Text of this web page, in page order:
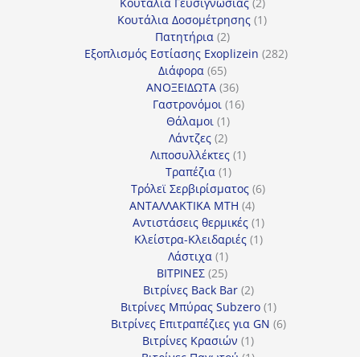
προϊόντα
Κουτάλια Δοσομέτρησης 11
Πατητήρια 22
προϊόντα
Εξοπλισμός Εστίασης Exoplizein 282282
Διάφορα 6565
προϊόντα
ΑΝΟΞΕΙΔΩΤΑ 3636
προϊόντα
Γαστρονόμοι 1616
Θάλαμοι 11
προϊόν
Λάντζες 22
προϊόντα
Λιποσυλλέκτες 11
Τραπέζια 11
προϊόν
Τρόλεϊ Σερβιρίσματος 66
ΑΝΤΑΛΛΑΚΤΙΚΑ MTH 44
προϊόντα
Αντιστάσεις θερμικές 11
προϊόν
Κλείστρα-Κλειδαριές 11
Λάστιχα 11
προϊόν
ΒΙΤΡΙΝΕΣ 2525
προϊόντα
Βιτρίνες Back Bar 22
προϊόντα
Βιτρίνες Mπύρας Subzero 11
προϊόν
Βιτρίνες Επιτραπέζιες για GN 66
Βιτρίνες Κρασιών 11